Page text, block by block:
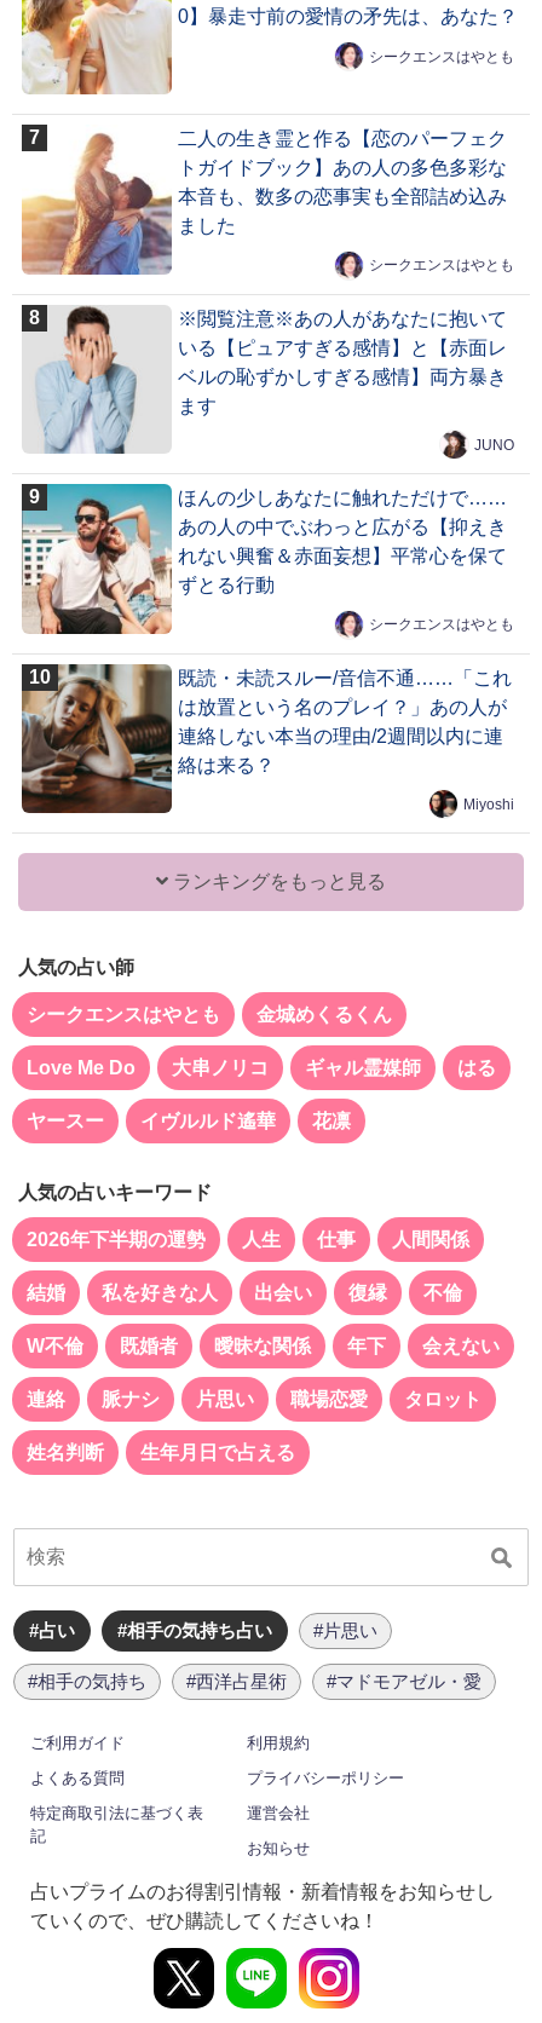
0】暴走寸前の愛情の矛先は、あなた？
シークエンスはやとも
二人の生き霊と作る【恋のパーフェク
トガイドブック】あの人の多色多彩な
本音も、数多の恋事実も全部詰め込み
ました
シークエンスはやとも
※閲覧注意※あの人があなたに抱いて
いる【ピュアすぎる感情】と【赤面レ
ベルの恥ずかしすぎる感情】両方暴き
ます
JUNO
ほんの少しあなたに触れただけで……
あの人の中でぶわっと広がる【抑えき
れない興奮＆赤面妄想】平常心を保て
ずとる行動
シークエンスはやとも
既読・未読スルー/音信不通……「これ
は放置という名のプレイ？」あの人が
連絡しない本当の理由/2週間以内に連
絡は来る？
Miyoshi
ランキングをもっと見る
人気の占い師
シークエンスはやとも 金城めくるくん
Love Me Do 大串ノリコ ギャル霊媒師 はる
ヤースー イヴルルド遙華 花凛
人気の占いキーワード
2026年下半期の運勢 人生 仕事 人間関係
結婚 私を好きな人 出会い 復縁 不倫
W不倫 既婚者 曖昧な関係 年下 会えない
連絡 脈ナシ 片思い 職場恋愛 タロット
姓名判断 生年月日で占える
#占い #相手の気持ち占い #片思い
#相手の気持ち #西洋占星術 #マドモアゼル・愛
ご利用ガイド
利用規約
よくある質問
プライバシーポリシー
特定商取引法に基づく表
記
運営会社
お知らせ
占いプライムのお得割引情報・新着情報をお知らせし
ていくので、ぜひ購読してくださいね！